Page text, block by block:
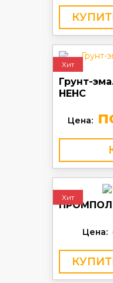
Хит
Грунт-
НЕНС
Цена:
Хит
ПРОМПОЛ
Цена: